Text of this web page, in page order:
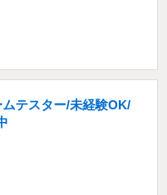
ムテスター/未経験OK/